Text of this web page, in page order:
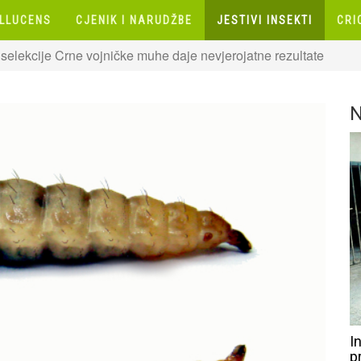
CJENIK I NARUDŽBE JESTIVI INSEKTI
Crne vojničke muhe daje nevjerojatne rezultate